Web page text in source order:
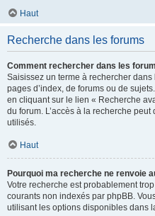
Haut
Recherche dans les forums
Comment rechercher dans les
Saisissez un terme à rechercher
pages d’index, de forums ou de
en cliquant sur le lien « Recherche
du forum. L’accès à la recherche
utilisés.
Haut
Pourquoi ma recherche ne renvoie
Votre recherche est probablement
courants non indexés par phpBB.
utilisant les options disponibles dans